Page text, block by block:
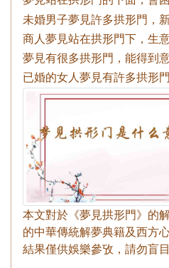
未婚男子夢見許多拱形門，
商人夢見站在拱形門下，生
夢見有很多拱形門，能得到意
已婚的女人夢見有許多拱形
本文對於《夢見拱形門》的
的中華傳統解夢典籍及西方
結果僅供娛樂參攷，請勿盲目